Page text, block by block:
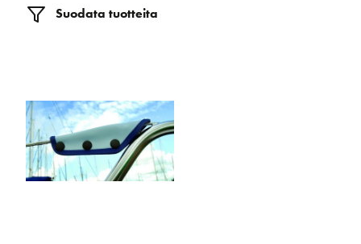
Suodata tuotteita